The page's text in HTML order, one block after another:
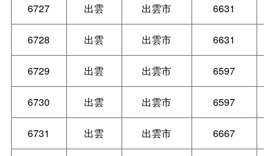
6727 出雲 出雲市 6631
6728 出雲 出雲市 6631
6729 出雲 出雲市 6597
6730 出雲 出雲市 6597
6731 出雲 出雲市 6667